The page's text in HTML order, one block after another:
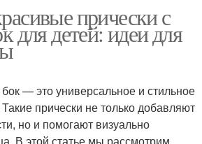
прически с
для детей: идеи для
— это универсальное и стильное
прически не только добавляют
но и помогают визуально